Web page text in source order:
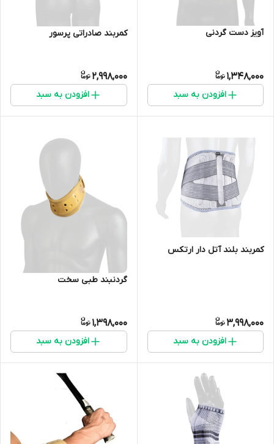
آویز دست گردنی
1,348,000
افزودن به سبد
کمربند صادراتی پرسور
2,998,000
افزودن به سبد
کمربند بلند آتل دار ارتکس
3,998,000
افزودن به سبد
گردنبند طبی سخت
1,398,000
افزودن به سبد